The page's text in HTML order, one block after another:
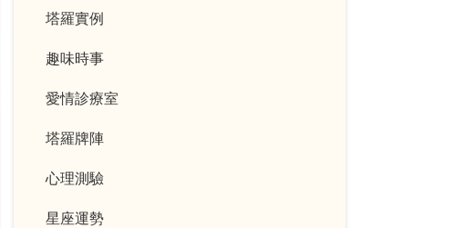
塔羅實例
趣味時事
愛情診療室
塔羅牌陣
心理測驗
星座運勢